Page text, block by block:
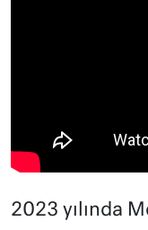
2023 yılında